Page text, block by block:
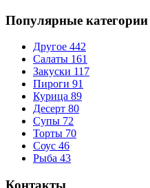
Популярные категории
Другое 442
Салаты 161
Закуски 117
Пироги 91
Курица 89
Десерт 80
Супы 72
Торты 70
Соус 46
Рыба 43
Контакты